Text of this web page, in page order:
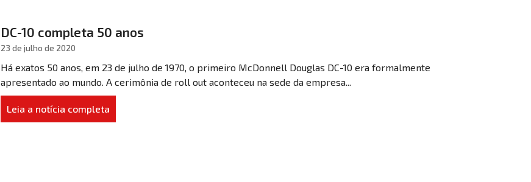
DC-10 completa 50 anos
23 de julho de 2020
Há exatos 50 anos, em 23 de julho de 1970, o primeiro McDonnell Douglas DC-10 era formalmente
apresentado ao mundo. A cerimônia de roll out aconteceu na sede da empresa...
Leia a notícia completa